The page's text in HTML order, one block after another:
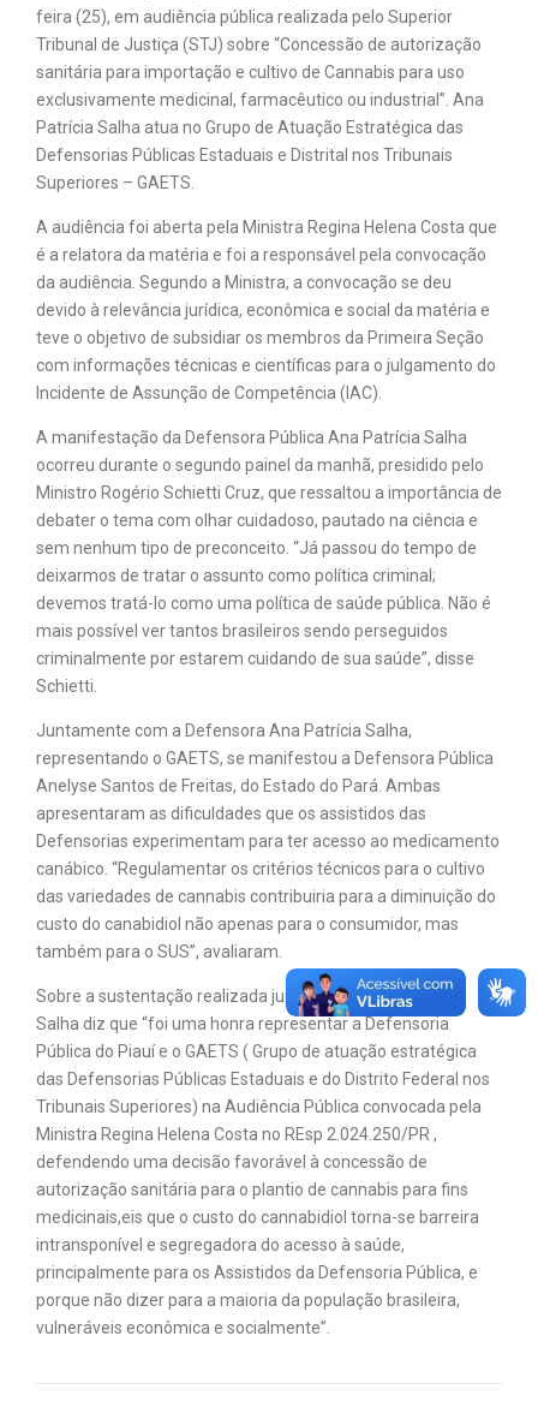
feira (25), em audiência pública realizada pelo Superior
Tribunal de Justiça (STJ) sobre “Concessão de autorização
sanitária para importação e cultivo de Cannabis para uso
exclusivamente medicinal, farmacêutico ou industrial”. Ana
Patrícia Salha atua no Grupo de Atuação Estratégica das
Defensorias Públicas Estaduais e Distrital nos Tribunais
Superiores – GAETS.
A audiência foi aberta pela Ministra Regina Helena Costa que
é a relatora da matéria e foi a responsável pela convocação
da audiência. Segundo a Ministra, a convocação se deu
devido à relevância jurídica, econômica e social da matéria e
teve o objetivo de subsidiar os membros da Primeira Seção
com informações técnicas e científicas para o julgamento do
Incidente de Assunção de Competência (IAC).
A manifestação da Defensora Pública Ana Patrícia Salha
ocorreu durante o segundo painel da manhã, presidido pelo
Ministro Rogério Schietti Cruz, que ressaltou a importância de
debater o tema com olhar cuidadoso, pautado na ciência e
sem nenhum tipo de preconceito. “Já passou do tempo de
deixarmos de tratar o assunto como política criminal;
devemos tratá-lo como uma política de saúde pública. Não é
mais possível ver tantos brasileiros sendo perseguidos
criminalmente por estarem cuidando de sua saúde”, disse
Schietti.
Juntamente com a Defensora Ana Patrícia Salha,
representando o GAETS, se manifestou a Defensora Pública
Anelyse Santos de Freitas, do Estado do Pará. Ambas
apresentaram as dificuldades que os assistidos das
Defensorias experimentam para ter acesso ao medicamento
canábico. “Regulamentar os critérios técnicos para o cultivo
das variedades de cannabis contribuiria para a diminuição do
custo do canabidiol não apenas para o consumidor, mas
também para o SUS”, avaliaram.
Sobre a sustentação realizada junto ao STJ, Ana Patrícia
Salha diz que “foi uma honra representar a Defensoria
Pública do Piauí e o GAETS ( Grupo de atuação estratégica
das Defensorias Públicas Estaduais e do Distrito Federal nos
Tribunais Superiores) na Audiência Pública convocada pela
Ministra Regina Helena Costa no REsp 2.024.250/PR ,
defendendo uma decisão favorável à concessão de
autorização sanitária para o plantio de cannabis para fins
medicinais,eis que o custo do cannabidiol torna-se barreira
intransponível e segregadora do acesso à saúde,
principalmente para os Assistidos da Defensoria Pública, e
porque não dizer para a maioria da população brasileira,
vulneráveis econômica e socialmente”.